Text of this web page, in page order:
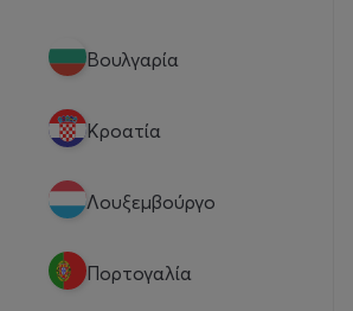
Βουλγαρία
Κροατία
Λουξεμβούργο
Πορτογαλία